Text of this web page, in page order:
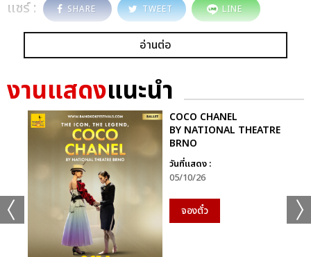
แชร์ : SHARE TWEET LINE
อ่านต่อ
งานแสดงแนะนำ
COCO CHANEL
BY NATIONAL THEATRE
BRNO
วันที่แสดง :
05/10/26
จองตั๋ว